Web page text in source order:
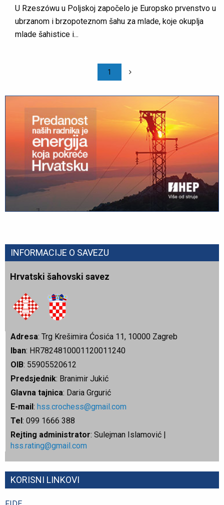
U Rzeszówu u Poljskoj započelo je Europsko prvenstvo u
ubrzanom i brzopoteznom šahu za mlade, koje okuplja
mlade šahistice i...
1
INFORMACIJE O SAVEZU
Hrvatski šahovski savez
Adresa: Trg Krešimira Ćosića 11, 10000 Zagreb
Iban: HR7824810001120011240
OIB: 55905520612
Predsjednik: Branimir Jukić
Glavna tajnica: Daria Grgurić
E-mail : hss.crochess@gmail.com
Tel : 099 1666 388
Rejting administrator: Sulejman Islamović |
hss.rating@gmail.com
KORISNI LINKOVI